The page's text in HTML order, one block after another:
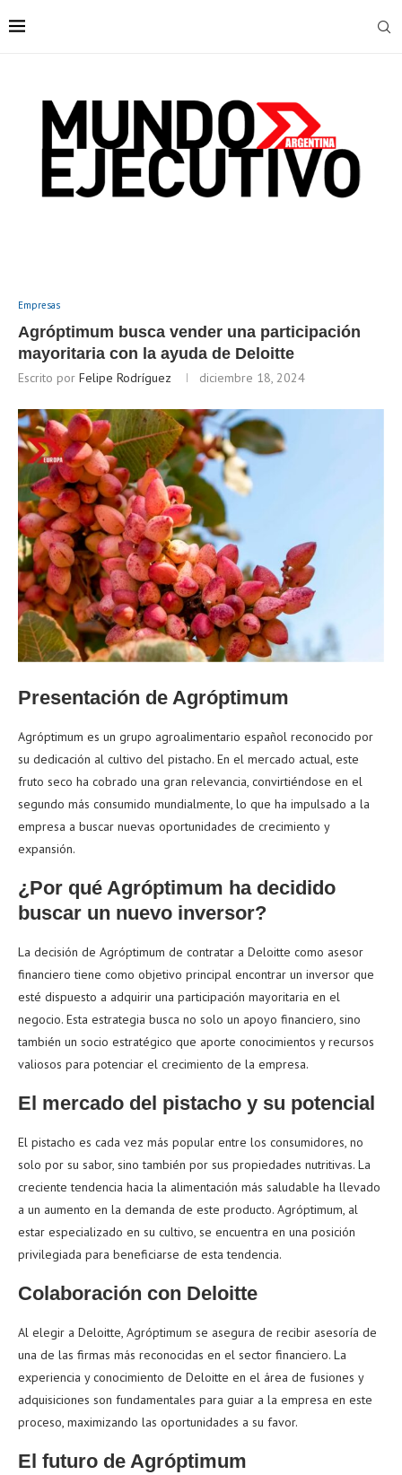
Empresas
Agróptimum busca vender una participación
mayoritaria con la ayuda de Deloitte
Escrito por Felipe Rodríguez diciembre 18, 2024
Presentación de Agróptimum
Agróptimum es un grupo agroalimentario español reconocido por
su dedicación al cultivo del pistacho. En el mercado actual, este
fruto seco ha cobrado una gran relevancia, convirtiéndose en el
segundo más consumido mundialmente, lo que ha impulsado a la
empresa a buscar nuevas oportunidades de crecimiento y
expansión.
¿Por qué Agróptimum ha decidido
buscar un nuevo inversor?
La decisión de Agróptimum de contratar a Deloitte como asesor
financiero tiene como objetivo principal encontrar un inversor que
esté dispuesto a adquirir una participación mayoritaria en el
negocio. Esta estrategia busca no solo un apoyo financiero, sino
también un socio estratégico que aporte conocimientos y recursos
valiosos para potenciar el crecimiento de la empresa.
El mercado del pistacho y su potencial
El pistacho es cada vez más popular entre los consumidores, no
solo por su sabor, sino también por sus propiedades nutritivas. La
creciente tendencia hacia la alimentación más saludable ha llevado
a un aumento en la demanda de este producto. Agróptimum, al
estar especializado en su cultivo, se encuentra en una posición
privilegiada para beneficiarse de esta tendencia.
Colaboración con Deloitte
Al elegir a Deloitte, Agróptimum se asegura de recibir asesoría de
una de las firmas más reconocidas en el sector financiero. La
experiencia y conocimiento de Deloitte en el área de fusiones y
adquisiciones son fundamentales para guiar a la empresa en este
proceso, maximizando las oportunidades a su favor.
El futuro de Agróptimum